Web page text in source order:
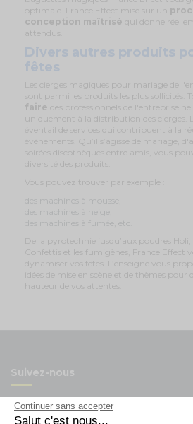
Continuer sans accepter
Salut c'est nous...
optimale. France Effect mise sur un
conception maîtrisé qui donne
attendus.
Divers autres produits
fêtes
Les cierges magiques pour mariage de
sont parmi les produits les plus sollicités.
faire des professionnels de l'entreprise ne
uniquement à la distribution des cierges.
éventail de services qui contribuent à la
évènements. Qu’il s’agisse de mariage,
soirées discothèques entre amis, vous
diversité des produits.
Vous pouvez trouver par exemple :
des machines à mousse,
des machines à neige,
des machines à fumée, etc.
De la pyrotechnie jusqu’aux poudres Holi,
Confettis et les fumigènes, France Effect
dynamiser vos fêtes. L’enseigne vous
idées de mise en scène et de thèmes pour
hauteur de vos attentes.
Suivez-nous